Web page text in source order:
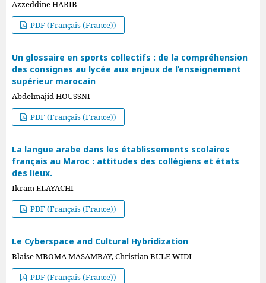
Azzeddine HABIB
PDF (Français (France))
Un glossaire en sports collectifs : de la compréhension
des consignes au lycée aux enjeux de l’enseignement
supérieur marocain
Abdelmajid HOUSSNI
PDF (Français (France))
La langue arabe dans les établissements scolaires
français au Maroc : attitudes des collégiens et états
des lieux.
Ikram ELAYACHI
PDF (Français (France))
Le Cyberspace and Cultural Hybridization
Blaise MBOMA MASAMBAY, Christian BULE WIDI
PDF (Français (France))